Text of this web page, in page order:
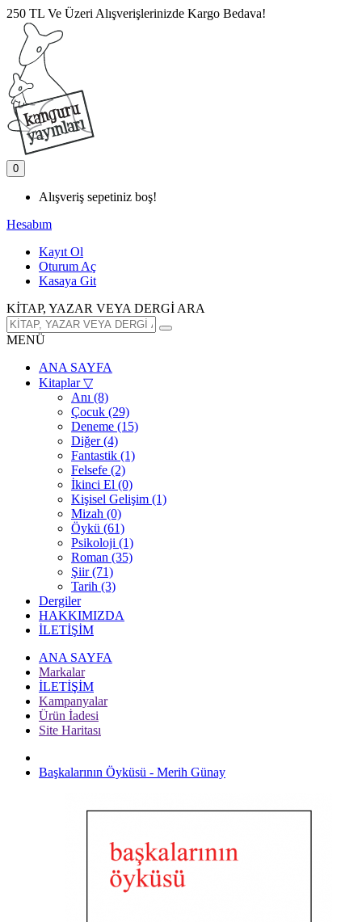
250 TL Ve Üzeri Alışverişlerinizde Kargo Bedava!
0
Alışveriş sepetiniz boş!
Hesabım
Kayıt Ol
Oturum Aç
Kasaya Git
KİTAP, YAZAR VEYA DERGİ ARA
MENÜ
ANA SAYFA
Kitaplar▽
Anı (8)
Çocuk (29)
Deneme (15)
Diğer (4)
Fantastik (1)
Felsefe (2)
İkinci El (0)
Kişisel Gelişim (1)
Mizah (0)
Öykü (61)
Psikoloji (1)
Roman (35)
Şiir (71)
Tarih (3)
Dergiler
HAKKIMIZDA
İLETİŞİM
ANA SAYFA
Markalar
İLETİŞİM
Kampanyalar
Ürün İadesi
Site Haritası
Başkalarının Öyküsü - Merih Günay